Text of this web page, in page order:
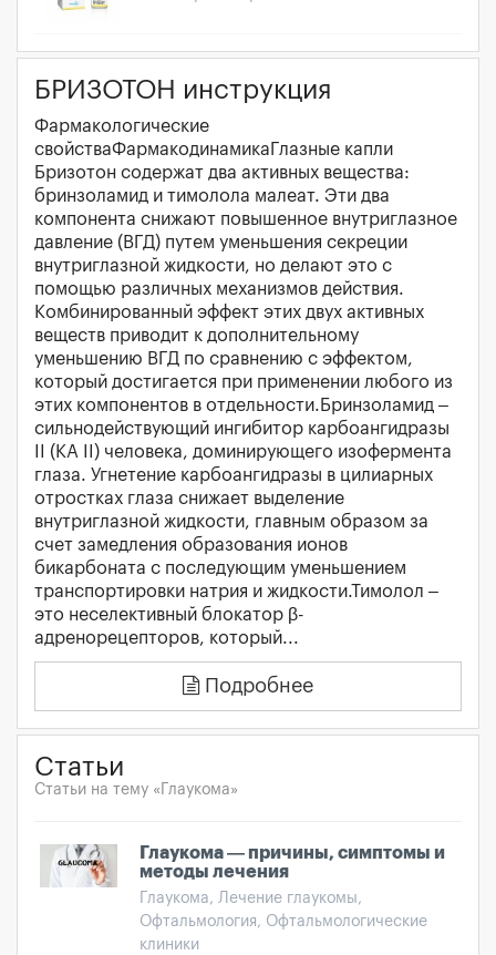
БРИЗОТОН инструкция
Фармакологические
свойстваФармакодинамикаГлазные капли
Бризотон содержат два активных вещества:
бринзоламид и тимолола малеат. Эти два
компонента снижают повышенное внутриглазное
давление (ВГД) путем уменьшения секреции
внутриглазной жидкости, но делают это с
помощью различных механизмов действия.
Комбинированный эффект этих двух активных
веществ приводит к дополнительному
уменьшению ВГД по сравнению с эффектом,
который достигается при применении любого из
этих компонентов в отдельности.Бринзоламид –
сильнодействующий ингибитор карбоангидразы
II (КА II) человека, доминирующего изофермента
глаза. Угнетение карбоангидразы в цилиарных
отростках глаза снижает выделение
внутриглазной жидкости, главным образом за
счет замедления образования ионов
бикарбоната с последующим уменьшением
транспортировки натрия и жидкости.Тимолол –
это неселективный блокатор β-
адренорецепторов, который...
Подробнее
Статьи
Статьи на тему «Глаукома»
Глаукома — причины, симптомы и
методы лечения
Глаукома, Лечение глаукомы,
Офтальмология, Офтальмологические
клиники